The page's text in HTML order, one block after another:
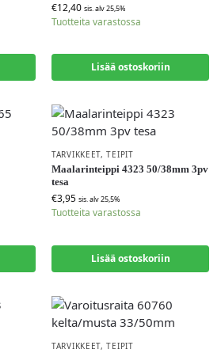
€12,40 sis. alv 25,5%
Tuotteita varastossa
Lisää ostoskoriin
TARVIKKEET,TEIPIT
Maalarinteippi 4323 50/38mm 3pv
tesa
€3,95 sis. alv 25,5%
Tuotteita varastossa
Lisää ostoskoriin
TARVIKKEET,TEIPIT